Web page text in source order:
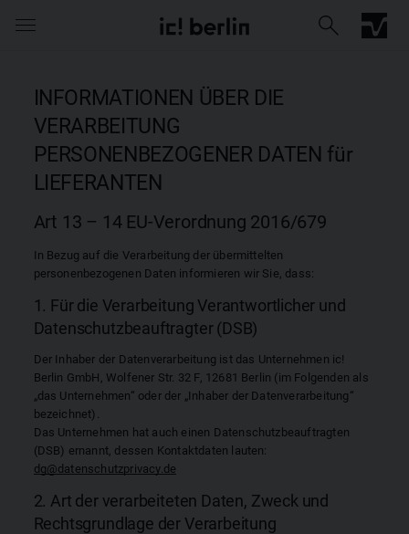
Iconic Chrome Collection Barberini® mineral lenses
INFORMATIONEN ÜBER DIE
VERARBEITUNG
PERSONENBEZOGENER DATEN für
LIEFERANTEN
Art 13 – 14 EU-Verordnung 2016/679
In Bezug auf die Verarbeitung der übermittelten
personenbezogenen Daten informieren wir Sie, dass:
1. Für die Verarbeitung Verantwortlicher und
Datenschutzbeauftragter (DSB)
Der Inhaber der Datenverarbeitung ist das Unternehmen ic!
Berlin GmbH, Wolfener Str. 32 F, 12681 Berlin (im Folgenden als
„das Unternehmen“ oder der „Inhaber der Datenverarbeitung“
bezeichnet).
Das Unternehmen hat auch einen Datenschutzbeauftragten
(DSB) ernannt, dessen Kontaktdaten lauten:
dg@datenschutzprivacy.de
2. Art der verarbeiteten Daten, Zweck und
Rechtsgrundlage der Verarbeitung